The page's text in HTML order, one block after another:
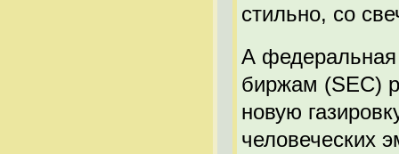
стильно, со
А
биржам (SEC)
новую
человеческих